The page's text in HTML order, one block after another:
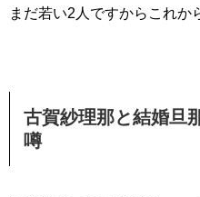
まだ若い2人ですからこれか
古賀紗理那と結婚旦
噂